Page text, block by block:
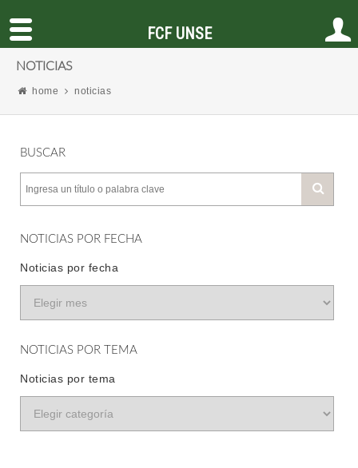
NOTICIAS
home noticias
BUSCAR
NOTICIAS POR FECHA
Noticias por fecha
NOTICIAS POR TEMA
Noticias por tema
FCF UNSE